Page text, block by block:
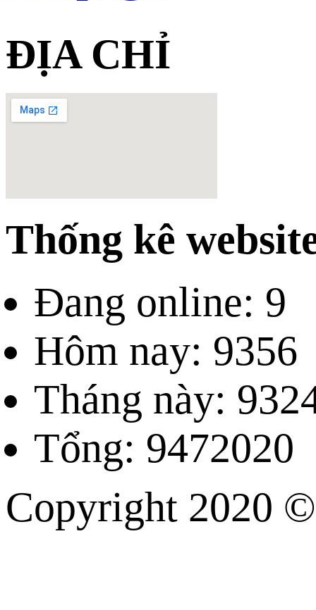
ĐỊA CHỈ
Thống kê
Đang online: 9
Hôm nay: 9356
Tháng này:
Tổng: 9472020
Copyright 2020